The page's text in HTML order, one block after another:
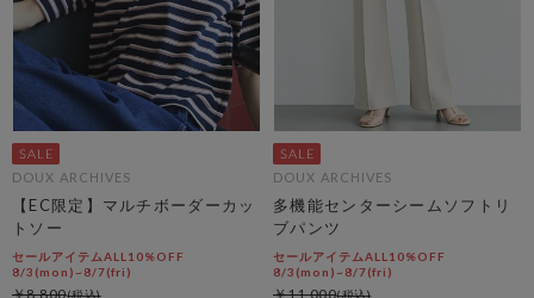
DOUX ARCHIVES
【EC限定】マルチボーダーカッ
トソー
セールアイテムALL10%OFF
8/3(mon)~8/7(fri)
￥8,800
DOUX ARCHIVES
多機能センターシームソフトリ
ブパンツ
セールアイテムALL10%OFF
8/3(mon)~8/7(fri)
￥11,000